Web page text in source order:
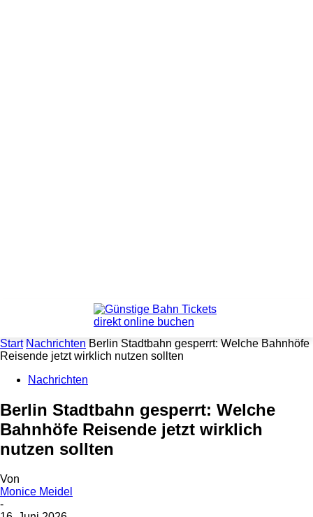
Start Nachrichten Berlin Stadtbahn gesperrt: Welche Bahnhöfe
Reisende jetzt wirklich nutzen sollten
Nachrichten
Berlin Stadtbahn gesperrt: Welche
Bahnhöfe Reisende jetzt wirklich
nutzen sollten
Von
Monice Meidel
-